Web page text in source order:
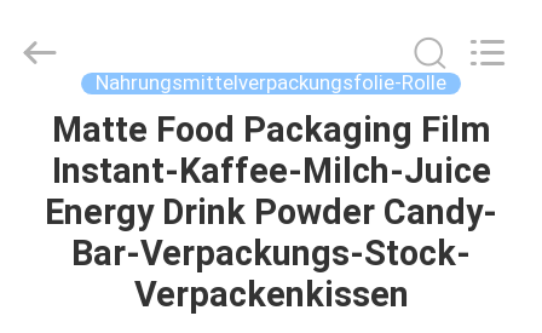
HAUS
PRODUKTE
Nahrungsmittelverpackungsfolie-Rolle
Matte Food Packaging Film
Instant-Kaffee-Milch-Juice
Energy Drink Powder Candy-
Bar-Verpackungs-Stock-
Verpackenkissen